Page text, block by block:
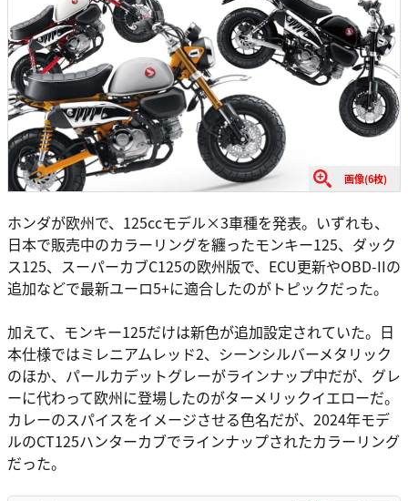
画像(6枚)
ホンダが欧州で、125ccモデル×3車種を発表。いずれも、
日本で販売中のカラーリングを纏ったモンキー125、ダック
ス125、スーパーカブC125の欧州版で、ECU更新やOBD-IIの
追加などで最新ユーロ5+に適合したのがトピックだった。
加えて、モンキー125だけは新色が追加設定されていた。日
本仕様ではミレニアムレッド2、シーンシルバーメタリック
のほか、パールカデットグレーがラインナップ中だが、グレ
ーに代わって欧州に登場したのがターメリックイエローだ。
カレーのスパイスをイメージさせる色名だが、2024年モデ
ルのCT125ハンターカブでラインナップされたカラーリング
だった。